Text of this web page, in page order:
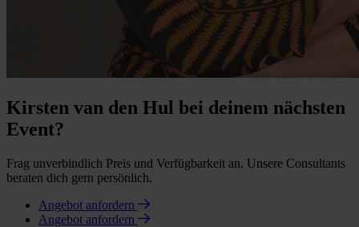
Kirsten van den Hul bei deinem nächsten
Event?
Frag unverbindlich Preis und Verfügbarkeit an. Unsere Consultants
beraten dich gern persönlich.
Angebot anfordern
Angebot anfordern